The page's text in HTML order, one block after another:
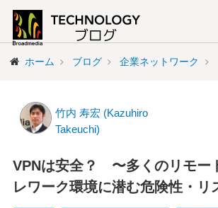
ホーム ブログ 企業ネットワーク
竹内 寿宏 (Kazuhiro
Takeuchi)
VPNは安全？ 〜多くのリモー
レワーク環境に潜む危険性・リ